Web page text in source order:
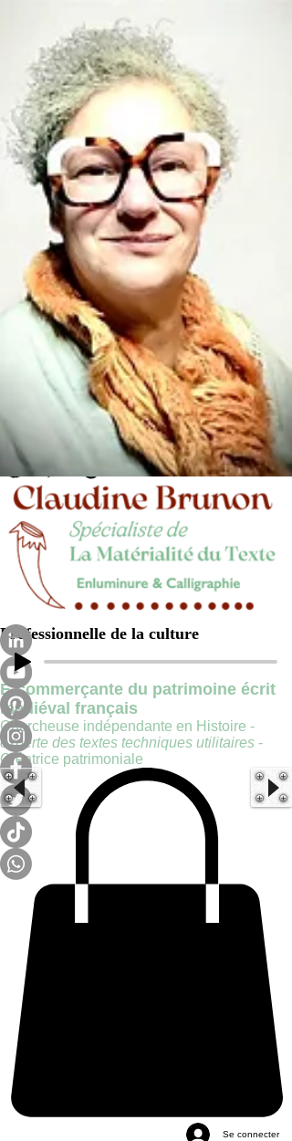
Professionnelle de la culture
E-commerçante du patrimoine écrit
médiéval français
Chercheuse indépendante en Histoire -
experte des textes techniques utilitaires -
Créatrice patrimoniale
Se connecter